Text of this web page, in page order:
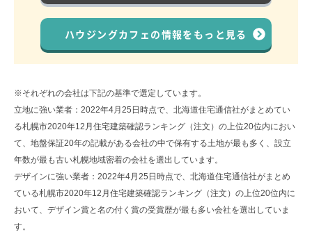
ハウジングカフェの情報をもっと見る
※それぞれの会社は下記の基準で選定しています。
立地に強い業者：2022年4月25日時点で、北海道住宅通信社がまとめてい
る札幌市2020年12月住宅建築確認ランキング（注文）の上位20位内におい
て、地盤保証20年の記載がある会社の中で保有する土地が最も多く、設立
年数が最も古い札幌地域密着の会社を選出しています。
デザインに強い業者：2022年4月25日時点で、北海道住宅通信社がまとめ
ている札幌市2020年12月住宅建築確認ランキング（注文）の上位20位内に
おいて、デザイン賞と名の付く賞の受賞歴が最も多い会社を選出していま
す。